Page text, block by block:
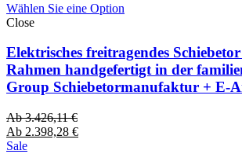
Wählen Sie eine Option
Close
Elektrisches freitragendes
Rahmen handgefertigt in der
Group Schiebetormanufaktur + E-
Ab3.426,11€
Ab 2.398,28 €
Sale